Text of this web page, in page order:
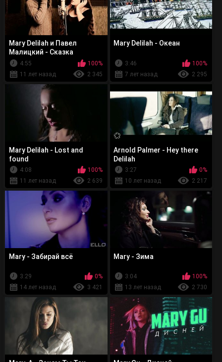
Mary Delilah и Павел
Малицкий - Сказка
4:55
100%
11 лет назад
2 345
Mary Delilah - Океан
3:46
100%
7 лет назад
2 295
Mary Delilah - Lost and
found
4:08
100%
11 лет назад
2 639
Arnold Palmer - Hey there
Delilah
3:27
0%
10 лет назад
2 217
Mary - Забирай всё
3:29
0%
14 лет назад
3 421
Mary - Зима
3:04
100%
13 лет назад
2 730